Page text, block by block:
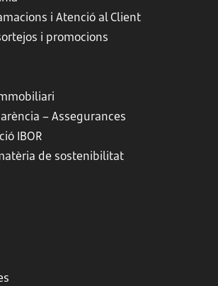
i Atenció al Client
i promocions
– Assegurances
IBOR
de sostenibilitat